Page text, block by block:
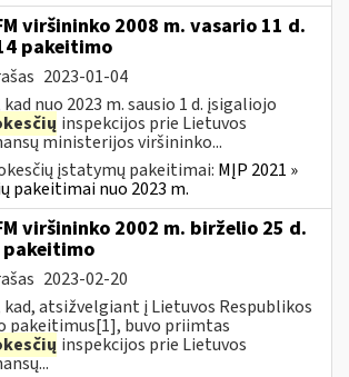
viršininko 2008 m. vasario 11 d.
pakeitimo
2023-01-04
nuo 2023 m. sausio 1 d. įsigaliojo
inspekcijos prie Lietuvos
ministerijos viršininko...
įstatymų pakeitimai: MĮP 2021 »
pakeitimai nuo 2023 m.
viršininko 2002 m. birželio 25 d.
pakeitimo
2023-02-20
atsižvelgiant į Lietuvos Respublikos
pakeitimus[1], buvo priimtas
inspekcijos prie Lietuvos